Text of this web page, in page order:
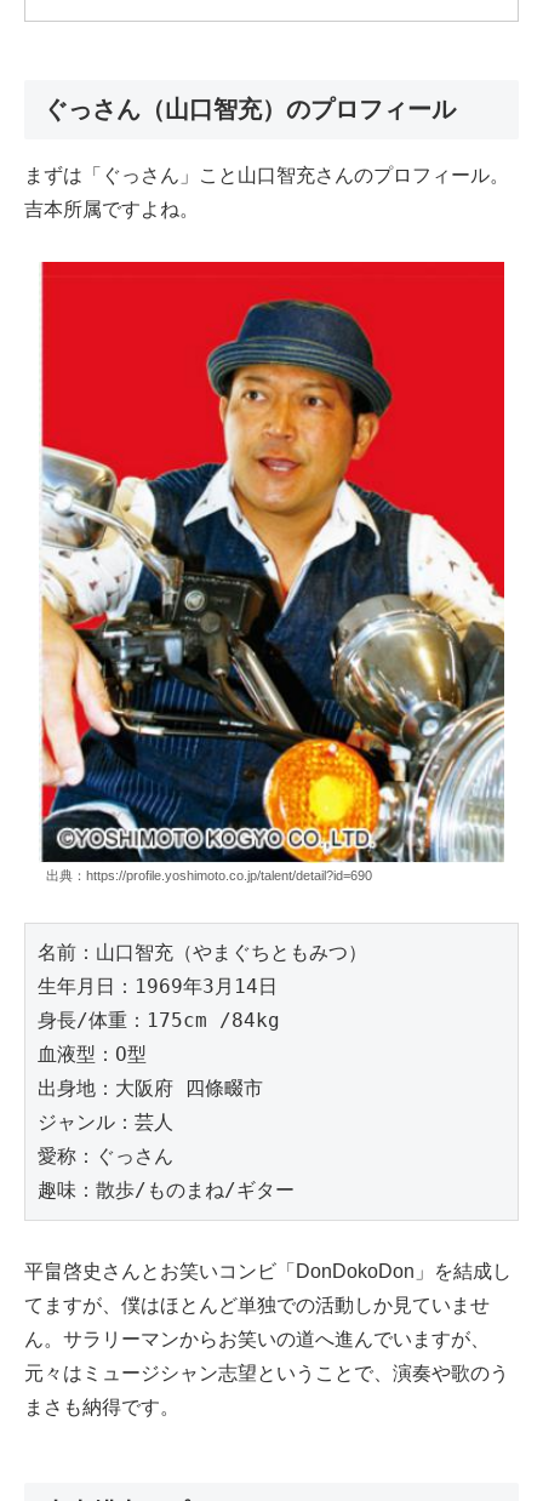
ぐっさん（山口智充）のプロフィール
まずは「ぐっさん」こと山口智充さんのプロフィール。
吉本所属ですよね。
出典：https://profile.yoshimoto.co.jp/talent/detail?id=690
名前：山口智充（やまぐちともみつ）
生年月日：1969年3月14日
身長/体重：175cm /84kg
血液型：O型
出身地：大阪府 四條畷市
ジャンル：芸人
愛称：ぐっさん
趣味：散歩/ものまね/ギター
平畠啓史さんとお笑いコンビ「DonDokoDon」を結成し
てますが、僕はほとんど単独での活動しか見ていませ
ん。サラリーマンからお笑いの道へ進んでいますが、
元々はミュージシャン志望ということで、演奏や歌のう
まさも納得です。